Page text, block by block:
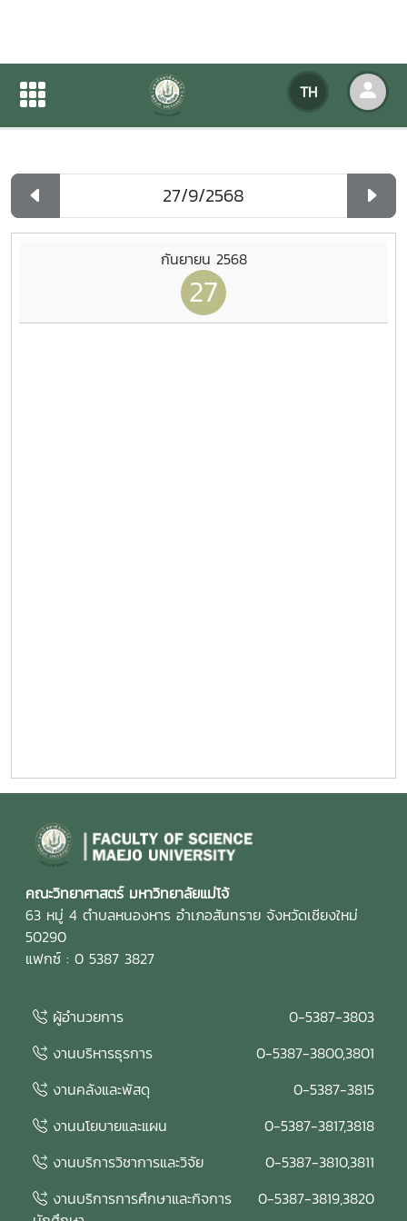
TH
ปฏิทินกิจกรรมของหน่วยงาน
ปฏิทินกิจกรรมของหน่วยงาน
กันยายน 2568
27
คณะวิทยาศาสตร์ มหาวิทยาลัยแม่โจ้
63 หมู่ 4 ตำบลหนองหาร อำเภอสันทราย จังหวัดเชียงใหม่
50290
แฟกซ์ : 0 5387 3827
ผู้อำนวยการ
0-5387-3803
งานบริหารธุรการ
0-5387-3800,3801
งานคลังและพัสดุ
0-5387-3815
งานนโยบายและแผน
0-5387-3817,3818
งานบริการวิชาการและวิจัย
0-5387-3810,3811
งานบริการการศึกษาและกิจการ
0-5387-3819,3820